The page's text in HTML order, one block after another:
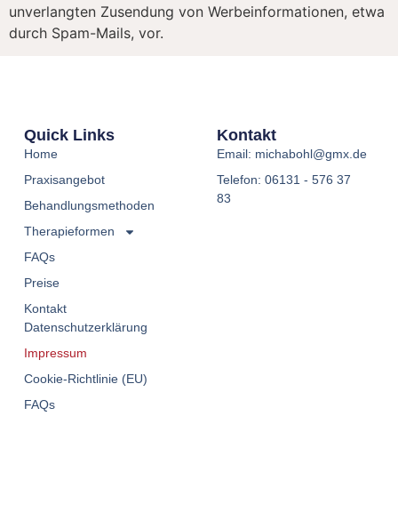
unverlangten Zusendung von Werbeinformationen, etwa
durch Spam-Mails, vor.
Quick Links
Home
Praxisangebot
Behandlungsmethoden
Therapieformen
FAQs
Preise
Kontakt
Datenschutzerklärung
Impressum
Cookie-Richtlinie (EU)
FAQs
Kontakt
Email: michabohl@gmx.de
Telefon: 06131 - 576 37
83